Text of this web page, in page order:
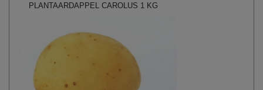
PLANTAARDAPPEL CAROLUS 1 KG